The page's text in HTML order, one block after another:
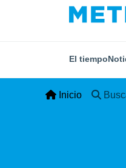
El tiempo
Inicio